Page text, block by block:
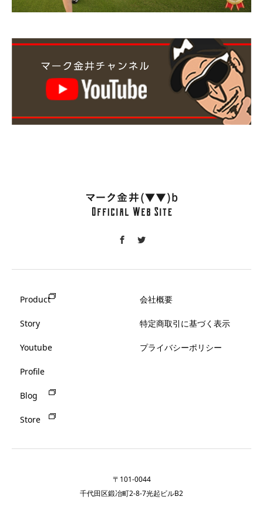
Product
Story
Youtube
Profile
Blog
Store
会社概要
特定商取引に基づく表示
プライバシーポリシー
〒101-0044
千代田区鍛冶町2-8-7光起ビルB2